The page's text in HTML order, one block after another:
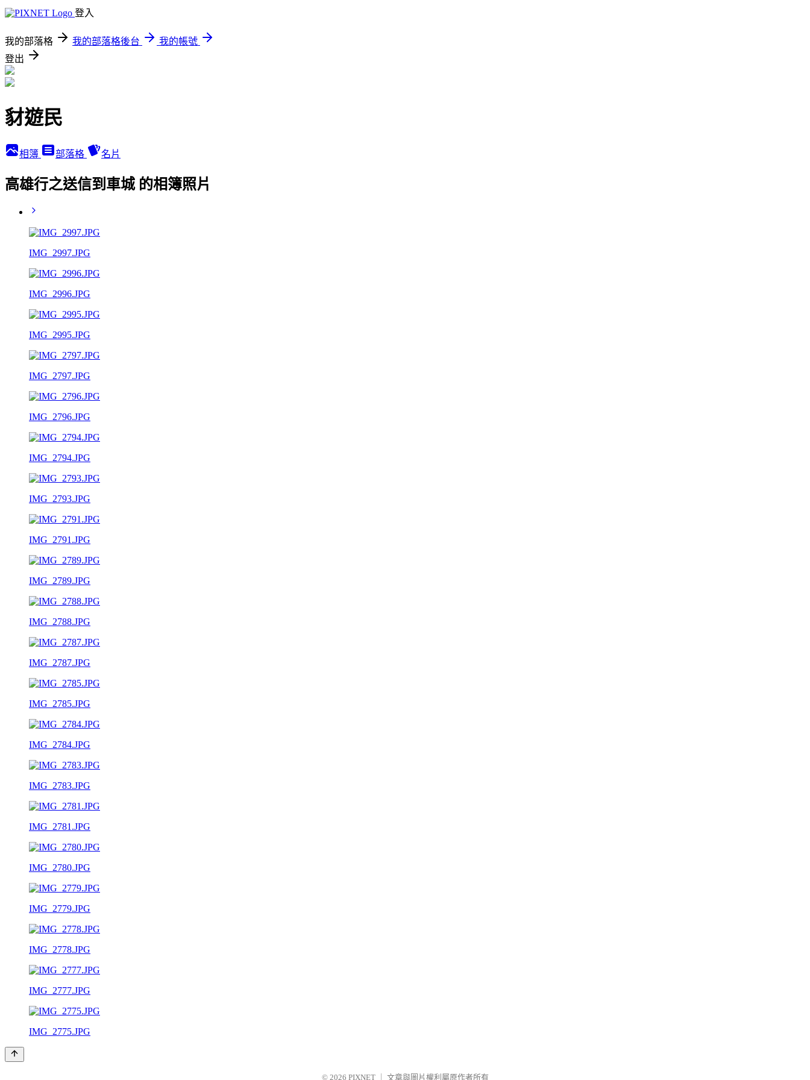
登入
我的部落格 我的部落格後台
我的帳號
登出
豺遊民
相簿 部落格 名片
高雄行之送信到車城 的相簿照片
IMG_2997.JPG
IMG_2996.JPG
IMG_2995.JPG
IMG_2797.JPG
IMG_2796.JPG
IMG_2794.JPG
IMG_2793.JPG
IMG_2791.JPG
IMG_2789.JPG
IMG_2788.JPG
IMG_2787.JPG
IMG_2785.JPG
IMG_2784.JPG
IMG_2783.JPG
IMG_2781.JPG
IMG_2780.JPG
IMG_2779.JPG
IMG_2778.JPG
IMG_2777.JPG
IMG_2775.JPG
© 2026 PIXNET 文章與圖片權利屬原作者所有